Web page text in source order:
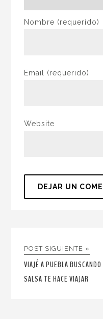
Nombre (requerido)
Email (requerido)
Website
POST SIGUIENTE »
VIAJÉ A PUEBLA
SALSA TE HACE VIAJAR